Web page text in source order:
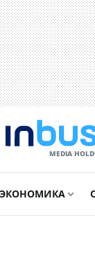
MEDIA
ЭКОНОМИКА